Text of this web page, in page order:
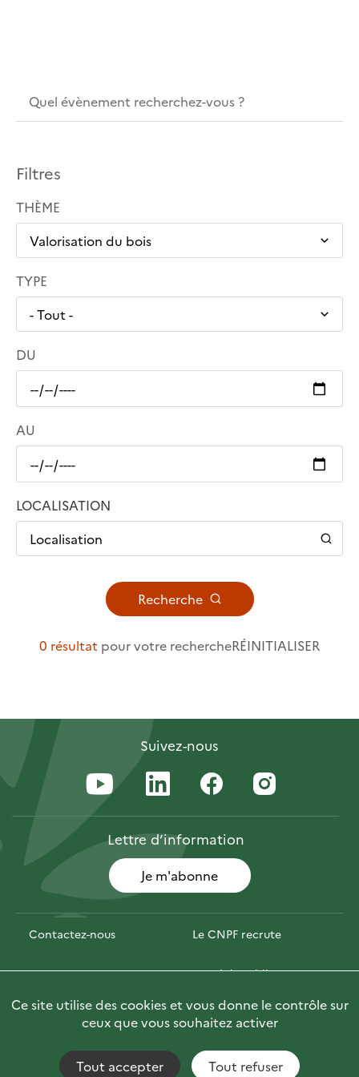
Filtres
THÈME
TYPE
DU
AU
LOCALISATION
Localisation
Recherche
0 résultat pour votre rechercheRÉINITIALISER
Suivez-nous
Lettred’information
Je m'abonne
Contactez-nous Le CNPF recrute
Espace presse Marchés publics
PhotoFor Briefly in English
Accessibilité : non conforme Fils RSS
Ce site utilise des cookies et vous donne le contrôle sur
ceux que vous souhaitez activer
Tout accepter Tout refuser